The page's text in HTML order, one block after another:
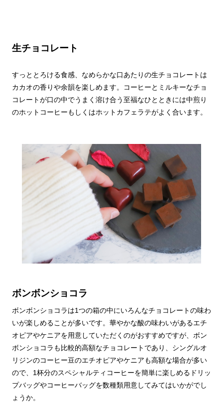
生チョコレート
すっととろける食感、なめらかな口あたりの生チョコレートは
カカオの香りや余韻を楽しめます。コーヒーとミルキーなチョ
コレートが口の中でうまく溶け合う至福なひとときには中煎り
のホットコーヒーもしくはホットカフェラテがよく合います。
ボンボンショコラ
ボンボンショコラは1つの箱の中にいろんなチョコレートの味わ
いが楽しめることが多いです。華やかな酸の味わいがあるエチ
オピアやケニアを用意していただくのがおすすめですが、ボン
ボンショコラも比較的高額なチョコレートであり、シングルオ
リジンのコーヒー豆のエチオピアやケニアも高額な場合が多い
ので、1杯分のスペシャルティコーヒーを簡単に楽しめるドリッ
プバッグやコーヒーバッグを数種類用意してみてはいかがでし
ょうか。